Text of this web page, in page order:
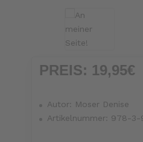
PREIS: 19,95€
Autor: Moser Denise
Artikelnummer: 978-3-